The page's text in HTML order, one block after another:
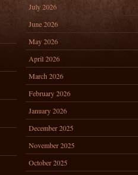
July 2026
June 2026
May 2026
April 2026
March 2026
February 2026
January 2026
December 2025
November 2025
October 2025